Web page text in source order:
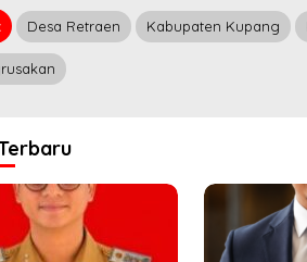
Desa Retraen Kabupaten Kupang